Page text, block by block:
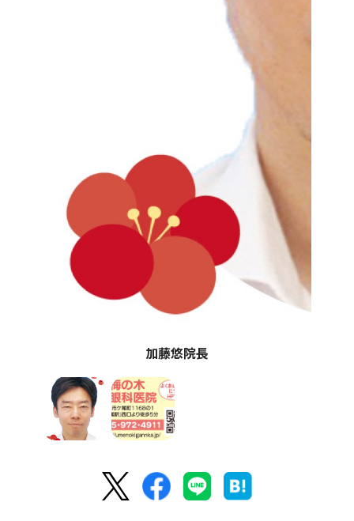
加藤悠院長